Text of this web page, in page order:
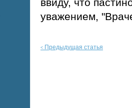
уважением,
< Предыдущая статья